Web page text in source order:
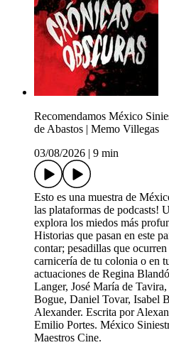
Recomendamos México
de Abastos | Memo Villegas
03/08/2026
9 min
Esto es una muestra de
las plataformas de podcasts!
explora los miedos más
Historias que pasan en este
contar; pesadillas que
carnicería de tu colonia o en
actuaciones de Regina
Langer, José María de
Bogue, Daniel Tovar, Isabel
Alexander. Escrita por
Emilio Portes. México
Maestros Cine.